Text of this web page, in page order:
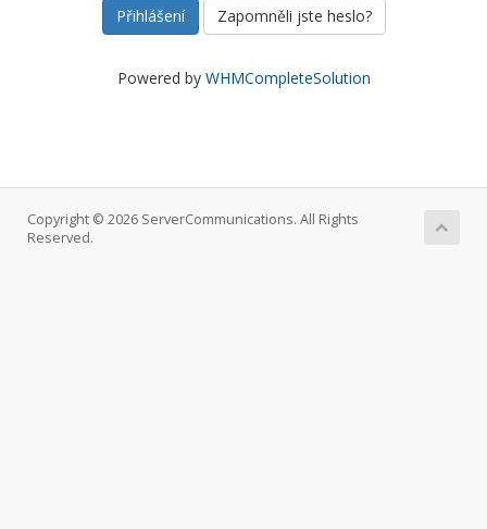
Zapomněli jste heslo?
Powered by WHMCompleteSolution
Copyright © 2026 ServerCommunications. All Rights
Reserved.